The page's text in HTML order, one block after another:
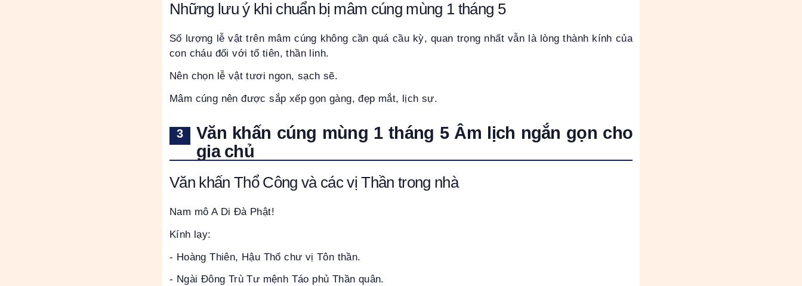
Những lưu ý khi chuẩn bị mâm cúng mùng 1 tháng 5
Số lượng lễ vật trên mâm cúng không cần quá cầu kỳ, quan trọng nhất vẫn là lòng thành kính của
con cháu đối với tổ tiên, thần linh.
Nên chọn lễ vật tươi ngon, sạch sẽ.
Mâm cúng nên được sắp xếp gọn gàng, đẹp mắt, lịch sự.
Văn khấn cúng mùng 1 tháng 5 Âm lịch ngắn gọn cho
gia chủ
Văn khấn Thổ Công và các vị Thần trong nhà
Nam mô A Di Đà Phật!
Kính lạy:
- Hoàng Thiên, Hậu Thổ chư vị Tôn thần.
- Ngài Đông Trù Tư mệnh Táo phủ Thần quân.